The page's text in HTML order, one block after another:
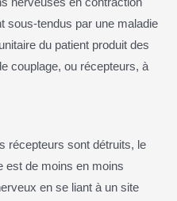
sous-tendus par une maladie
du patient produit des
couplage, ou récepteurs, à
récepteurs sont détruits, le
est de moins en moins
en se liant à un site